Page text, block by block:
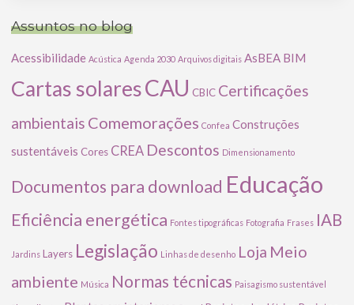
Assuntos no blog
Acessibilidade Acústica Agenda 2030 Arquivos digitais AsBEA BIM
Cartas solaresCAU CBIC Certificações
ambientais Comemorações Confea Construções
sustentáveis Cores CREA Descontos Dimensionamento
Documentos para download Educação
Eficiência energética Fontes tipográficas Fotografia Frases IAB
Jardins Layers Legislação Linhas de desenho Loja Meio
ambiente Música Normas técnicas Paisagismo sustentável